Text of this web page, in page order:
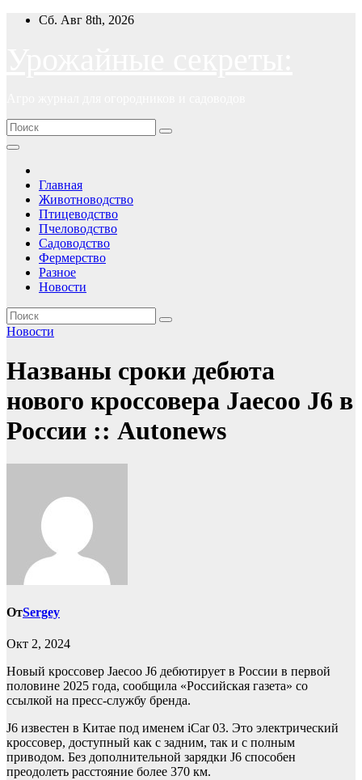
ПерейтиСб. Авг 8th, 2026
Главная
Животноводство
Птицеводство
Пчеловодство
Садоводство
Фермерство
Разное
Новости
Новости
Названы сроки дебюта
нового кроссовера Jaecoo J6 в
России :: Autonews
ОтSergey
Окт 2, 2024
Новый кроссовер Jaecoo J6 дебютирует в России в первой
половине 2025 года, сообщила «Российская газета» со
ссылкой на пресс-службу бренда.
J6 известен в Китае под именем iCar 03. Это электрический
кроссовер, доступный как с задним, так и с полным
приводом. Без дополнительной зарядки J6 способен
преодолеть расстояние более 370 км.